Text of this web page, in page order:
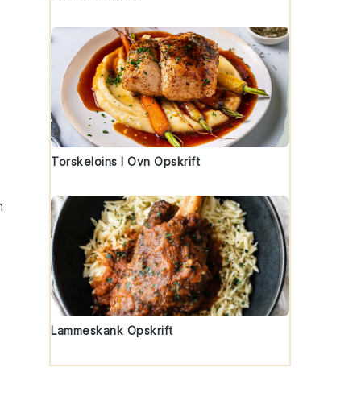
Torskeloins I Ovn Opskrift
Lammeskank Opskrift